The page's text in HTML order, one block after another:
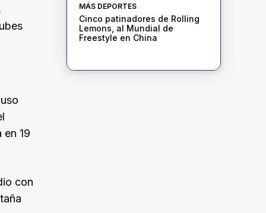
19
con
MÁS DEPORTES
Cinco patinadores de Rolling
Lemons, al Mundial de
Freestyle en China